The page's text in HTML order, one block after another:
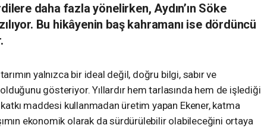
daha fazla yönelirken, Aydın’ın Söke
Bu hikâyenin baş kahramanı ise dördüncü
yalnızca bir ideal değil, doğru bilgi, sabır ve
gösteriyor. Yıllardır hem tarlasında hem de işlediği
maddesi kullanmadan üretim yapan Ekener, katma
ekonomik olarak da sürdürülebilir olabileceğini ortaya